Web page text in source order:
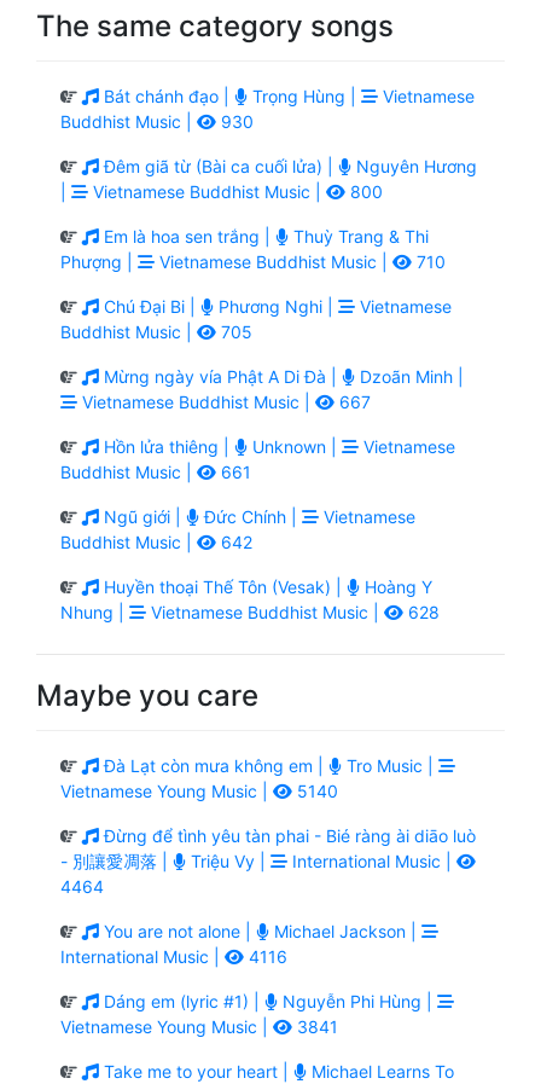
The same category songs
Bát chánh đạo | Trọng Hùng |
Vietnamese
Buddhist Music |
930
Đêm giã từ (Bài ca cuối lửa) |
Nguyên Hương
Vietnamese Buddhist Music | 800
Em là hoa sen trắng |
Thuỳ Trang & Thi
Phượng |
Vietnamese Buddhist Music | 710
Chú Đại Bi | Phương Nghi |
Vietnamese
Buddhist Music |
705
Mừng ngày vía Phật A Di Đà |
Dzoãn Minh |
Vietnamese Buddhist Music |
667
Hồn lửa thiêng | Unknown |
Vietnamese
Buddhist Music |
661
Ngũ giới | Đức Chính |
Vietnamese
Buddhist Music |
642
Huyền thoại Thế Tôn (Vesak) |
Hoàng Y
Nhung |
Vietnamese Buddhist Music | 628
Maybe you care
Đà Lạt còn mưa không em |
Tro Music |
Vietnamese Young Music |
5140
Đừng để tình yêu tàn phai - Bié ràng ài diāo luò
- 別讓愛凋落 |
Triệu Vy |
International Music |
4464
You are not alone |
Michael Jackson |
International Music |
4116
Dáng em (lyric #1) |
Nguyễn Phi Hùng |
Vietnamese Young Music |
3841
Take me to your heart |
Michael Learns To